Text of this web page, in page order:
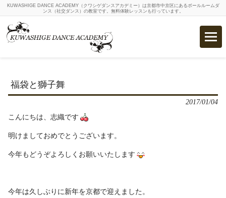
KUWASHIGE DANCE ACADEMY（クワシゲダンスアカデミー）は京都市中京区にあるボールルームダ
ンス（社交ダンス）の教室です。無料体験レッスンも行っています。
福袋と獅子舞
2017/01/04
こんにちは、志織です
明けましておめでとうございます。
今年もどうぞよろしくお願いいたします
今年は久しぶりに新年を京都で迎えました。